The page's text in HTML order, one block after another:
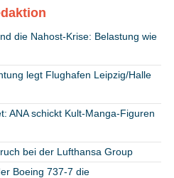
die Nahost-Krise: Belastung wie
legt Flughafen Leipzig/Halle
ANA schickt Kult-Manga-Figuren
bei der Lufthansa Group
Boeing 737-7 die